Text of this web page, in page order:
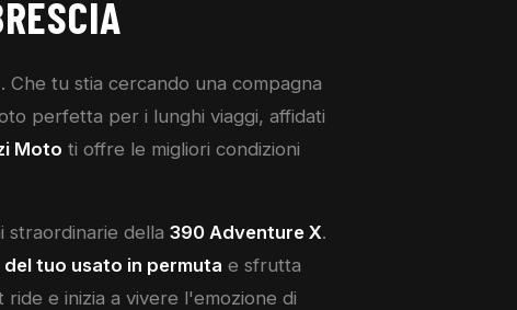
. Che tu stia cercando una compagna
perfetta per i lunghi viaggi, affidati
Moto ti offre le migliori condizioni
straordinarie della 390 Adventure X.
tuo usato in permuta e sfrutta
e inizia a vivere l'emozione di